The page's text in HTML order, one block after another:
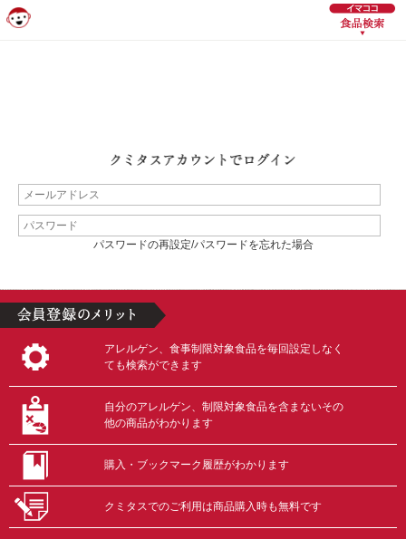
パスワードの再設定/パスワードを忘れた場合
アレルゲン、食事制限対象食品を毎回設定しなく
ても検索ができます
自分のアレルゲン、制限対象食品を含まないその
他の商品がわかります
購入・ブックマーク履歴がわかります
クミタスでのご利用は商品購入時も無料です